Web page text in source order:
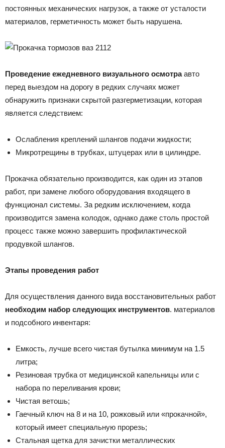
постоянных механических нагрузок, а также от усталости
материалов, герметичность может быть нарушена.
Проведение ежедневного визуального осмотраавто
перед выездом на дорогу в редких случаях может
обнаружить признаки скрытой разгерметизации, которая
является следствием:
Ослабления креплений шлангов подачи жидкости;
Микротрещины в трубках, штуцерах или в цилиндре.
Прокачка обязательно производится, как один из этапов
работ, при замене любого оборудования входящего в
функционал системы. За редким исключением, когда
производится замена колодок, однако даже столь простой
процесс также можно завершить профилактической
продувкой шлангов.
Этапы проведения работ
Для осуществления данного вида восстановительных работ
необходим набор следующих инструментов. материалов
и подсобного инвентаря:
Емкость, лучше всего чистая бутылка минимум на 1.5
литра;
Резиновая трубка от медицинской капельницы или с
набора по переливания крови;
Чистая ветошь;
Гаечный ключ на 8 и на 10, рожковый или «прокачной»,
который имеет специальную прорезь;
Стальная щетка для зачистки металлических